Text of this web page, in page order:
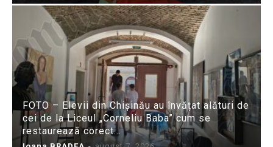
FOTO – Elevii din Chișinău au învățat alături de
cei de la Liceul „Corneliu Baba” cum se
restaurează corect...